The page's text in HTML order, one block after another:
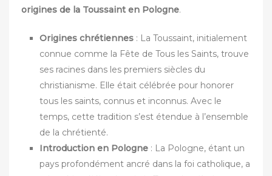
origines de la Toussaint en Pologne.
Origines chrétiennes : La Toussaint, initialement
connue comme la Fête de Tous les Saints, trouve
ses racines dans les premiers siècles du
christianisme. Elle était célébrée pour honorer
tous les saints, connus et inconnus. Avec le
temps, cette tradition s’est étendue à l’ensemble
de la chrétienté.
Introduction en Pologne : La Pologne, étant un
pays profondément ancré dans la foi catholique, a